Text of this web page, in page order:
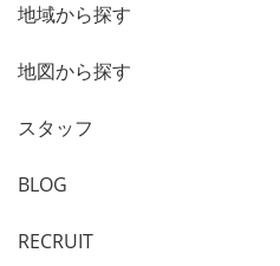
地域から探す
地図から探す
スタッフ
BLOG
RECRUIT